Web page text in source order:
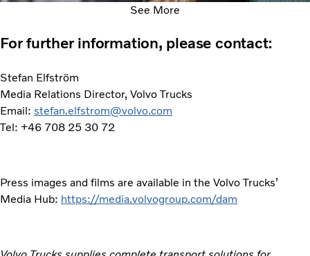
See More
For further information, please contact:
Stefan Elfström
Media Relations Director, Volvo Trucks
Email: stefan.elfstrom@volvo.com
Tel: +46 708 25 30 72
Press images and films are available in the Volvo Trucks’
Media Hub: https://media.volvogroup.com/dam